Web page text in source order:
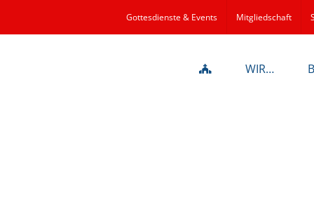
Gottesdienste & Events Mitgliedschaft
WIR…